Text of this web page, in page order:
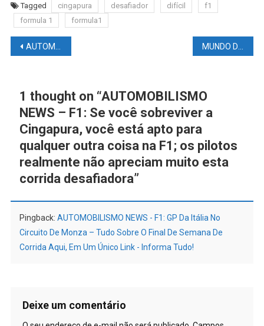
Tagged cingapura desafiador difícil
f1
formula 1
formula1
Navegação
Post
AUTOMOBILISMO NEWS – F1: GP De Cingapura No Circuito De Rua de Marina Bay – Tudo Sobre O Final De Semana De Corrida Aqui, Em Um Único Link
1 thought on “AUTOMOBILISMO
NEWS – F1: Se você sobreviver a
Cingapura, você está apto para
qualquer outra coisa na F1; os pilotos
realmente não apreciam muito esta
corrida desafiadora”
Pingback: AUTOMOBILISMO NEWS - F1: GP Da Itália No
Circuito De Monza – Tudo Sobre O Final De Semana De
Corrida Aqui, Em Um Único Link - Informa Tudo!
Deixe um comentário